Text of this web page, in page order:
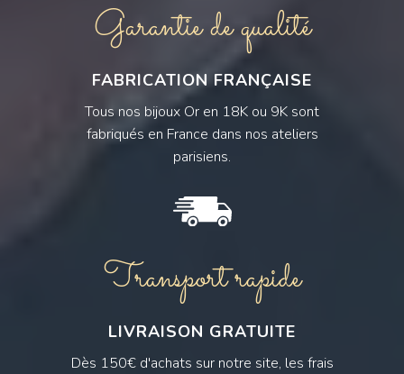
Garantie de qualité
FABRICATION FRANÇAISE
Tous nos bijoux Or en 18K ou 9K sont
fabriqués en France dans nos ateliers
parisiens.
Transport rapide
LIVRAISON GRATUITE
Dès 150€ d'achats sur notre site, les frais